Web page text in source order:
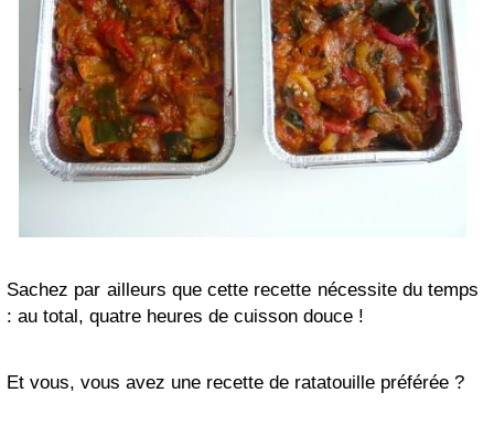
Sachez par ailleurs que cette recette nécessite du temps
: au total, quatre heures de cuisson douce !
Et vous, vous avez une recette de ratatouille préférée ?